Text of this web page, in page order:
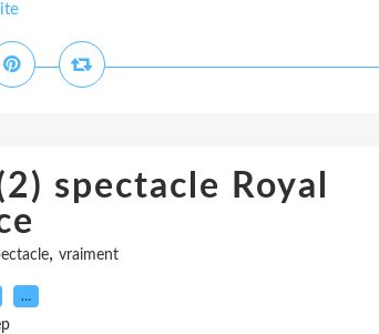
spectacle Royal
, vraiment
…